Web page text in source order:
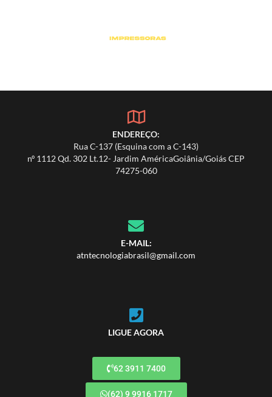
ENDEREÇO:
Rua C-137 (Esquina com a C-143)
nº 1112 Qd. 302 Lt.12- Jardim AméricaGoiânia/Goiás CEP
74275-060
E-MAIL:
atntecnologiabrasil@gmail.com
LIGUE AGORA
62 3911 7400
(62) 9 9916 1717